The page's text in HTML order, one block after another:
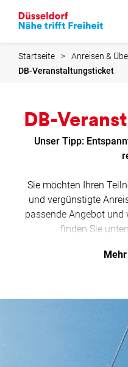
zur
Startseite
Startseite
Anreisen &
DB-Veranstaltungsticket
DB-
Unser Tipp:
Sie möchten Ihren
und vergünstigte
passende Angebot
finden Sie
Buchen Sie Ihre
Voraus). Sie werden
Düsseldorf